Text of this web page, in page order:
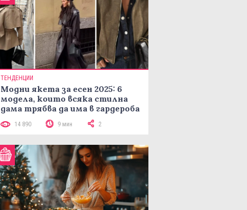
ТЕНДЕНЦИИ
Модни якета за есен 2025: 6
модела, които всяка стилна
дама трябва да има в гардероба
14 890 9 мин 2